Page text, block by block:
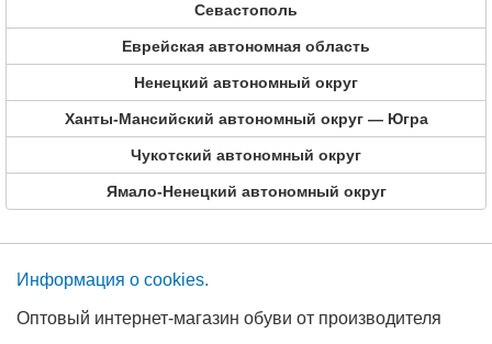
Севастополь
Еврейская автономная область
Ненецкий автономный округ
Ханты-Мансийский автономный округ — Югра
Чукотский автономный округ
Ямало-Ненецкий автономный округ
Информация о сооkies.
Оптовый интернет-магазин обуви от производителя